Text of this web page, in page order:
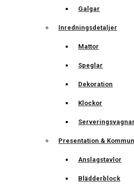
Galgar
Inredningsdetaljer
Mattor
Speglar
Dekoration
Klockor
Serveringsvagnar
Presentation &
Anslagstavlor
Blädderblock